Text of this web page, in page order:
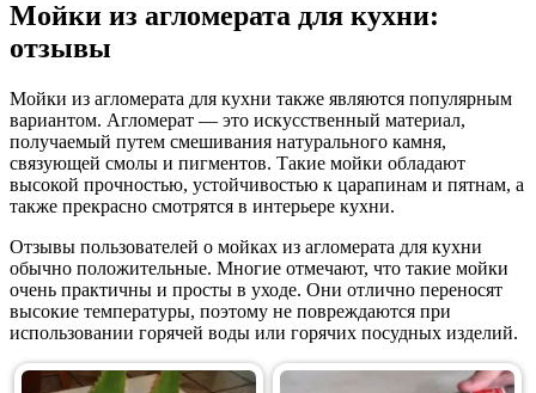
Мойки из агломерата для кухни:
отзывы
Мойки из агломерата для кухни также являются популярным
вариантом. Агломерат — это искусственный материал,
получаемый путем смешивания натурального камня,
связующей смолы и пигментов. Такие мойки обладают
высокой прочностью, устойчивостью к царапинам и пятнам, а
также прекрасно смотрятся в интерьере кухни.
Отзывы пользователей о мойках из агломерата для кухни
обычно положительные. Многие отмечают, что такие мойки
очень практичны и просты в уходе. Они отлично переносят
высокие температуры, поэтому не повреждаются при
использовании горячей воды или горячих посудных изделий.